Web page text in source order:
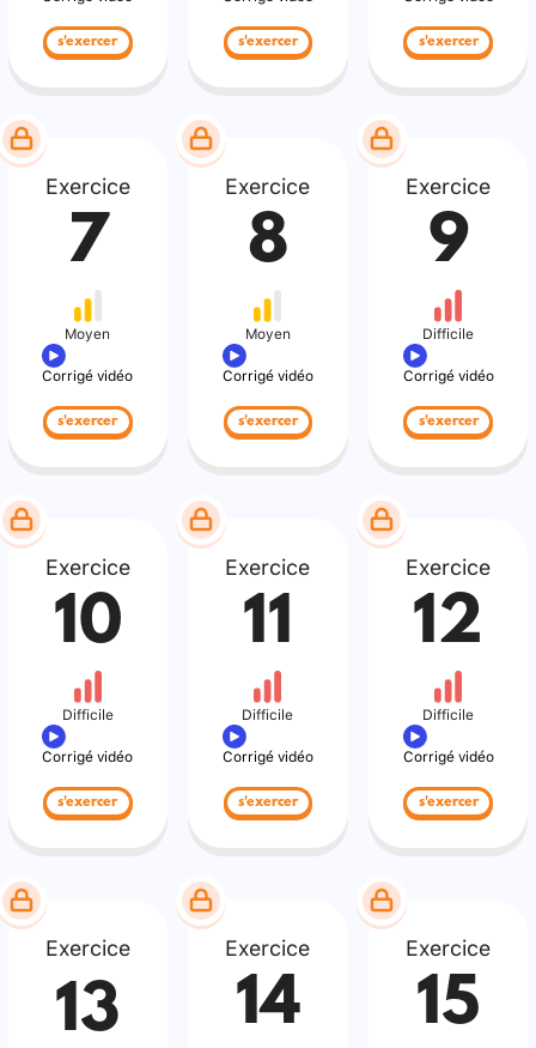
s'exercer s'exercer s'exercer
Exercice
7
Moyen
Corrigé vidéo
s'exercer
Exercice
8
Moyen
Corrigé vidéo
s'exercer
Exercice
9
Difficile
Corrigé vidéo
s'exercer
Exercice
10
Difficile
Corrigé vidéo
s'exercer
Exercice
11
Difficile
Corrigé vidéo
s'exercer
Exercice
12
Difficile
Corrigé vidéo
s'exercer
Exercice
13
Exercice
14
Exercice
15